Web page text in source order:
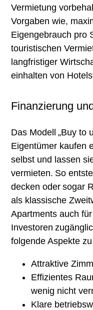
Jobs bei Quant
Team
Blog
Bibliothek
Quant-
Entwicklungsprozess
Die verlängerte
Future Room
Lebensstile
Hier
Vermietung
Vorgaben wie,
Eigengebrauch pro
touristischen
langfristiger
einhalten von
Finanzierung
Das Modell „Buy to
Eigentümer kaufen
selbst und lassen
vermieten. So
decken oder sogar
als klassische
Apartments auch
Investoren
folgende Aspekte
Attraktive
Effizientes
wenig nicht
Klare